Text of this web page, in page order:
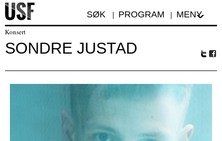
SØK PROGRAM MENY
Konsert
SONDRE JUSTAD
r
oo